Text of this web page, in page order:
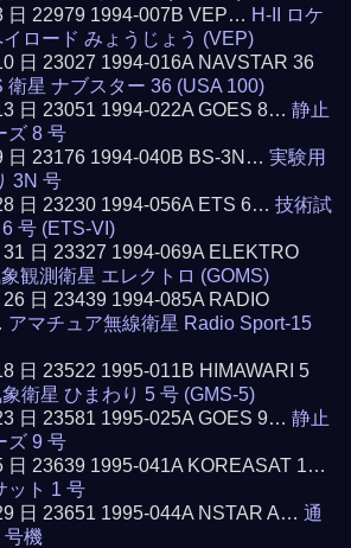
日 22979 1994-007B VEP… H-II ロケ
ロード みょうじょう (VEP)
日 23027 1994-016A NAVSTAR 36
衛星 ナブスター 36 (USA 100)
日 23051 1994-022A GOES 8…静止
ズ 8 号
日 23176 1994-040B BS-3N…実験用
3N 号
日 23230 1994-056A ETS 6…技術試
号 (ETS-VI)
日 23327 1994-069A ELEKTRO
観測衛星 エレクトロ (GOMS)
日 23439 1994-085A RADIO
アマチュア無線衛星 Radio Sport-15
日 23522 1995-011B HIMAWARI 5
衛星 ひまわり 5 号 (GMS-5)
日 23581 1995-025A GOES 9…静止
ズ 9 号
日 23639 1995-041A KOREASAT 1…
ット 1 号
日 23651 1995-044A NSTAR A…通
号機